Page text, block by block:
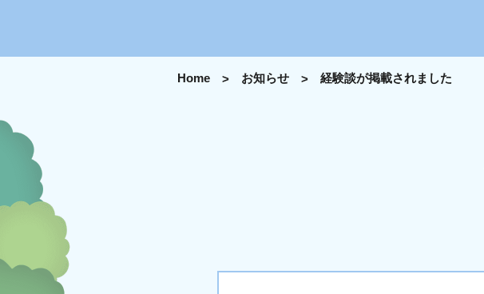
Home お知らせ 経験談が掲載されました